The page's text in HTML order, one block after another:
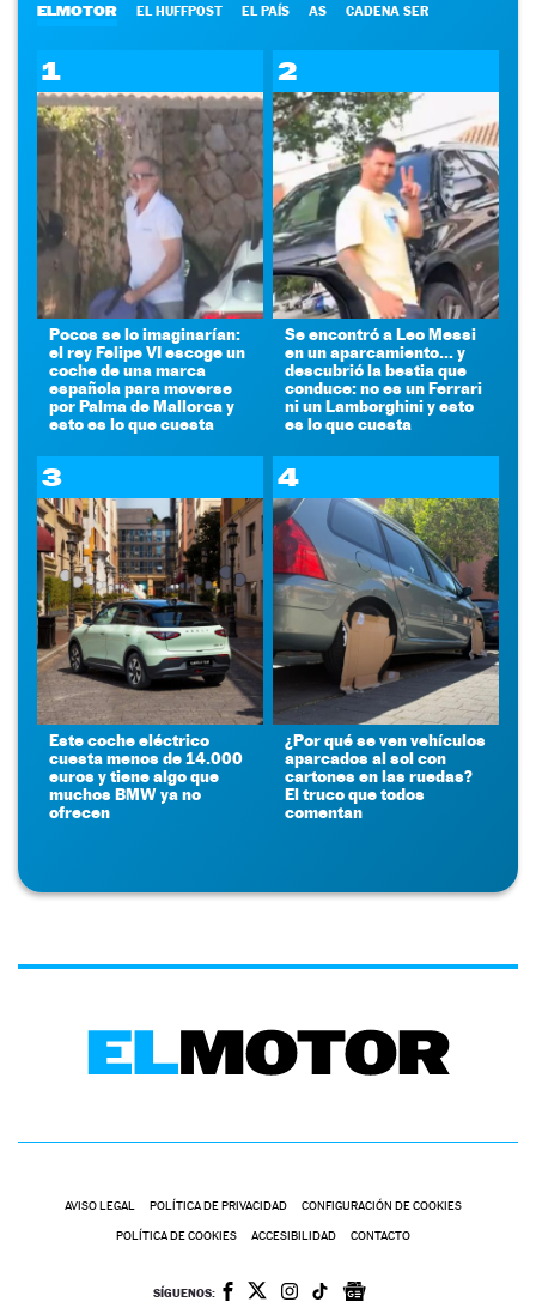
ELMOTOR EL HUFFPOST EL PAÍS AS CADENA SER
1
Pocos se lo imaginarían:
el rey Felipe VI escoge un
coche de una marca
española para moverse
por Palma de Mallorca y
esto es lo que cuesta
2
Se encontró a Leo Messi
en un aparcamiento... y
descubrió la bestia que
conduce: no es un Ferrari
ni un Lamborghini y esto
es lo que cuesta
3
Este coche eléctrico
cuesta menos de 14.000
euros y tiene algo que
muchos BMW ya no
ofrecen
4
¿Por qué se ven vehículos
aparcados al sol con
cartones en las ruedas?
El truco que todos
comentan
AVISO LEGAL POLÍTICA DE PRIVACIDAD CONFIGURACIÓN DE COOKIES
POLÍTICA DE COOKIES ACCESIBILIDAD CONTACTO
SÍGUENOS: